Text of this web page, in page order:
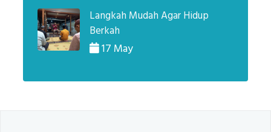
Langkah Mudah Agar Hidup
Berkah
17 May